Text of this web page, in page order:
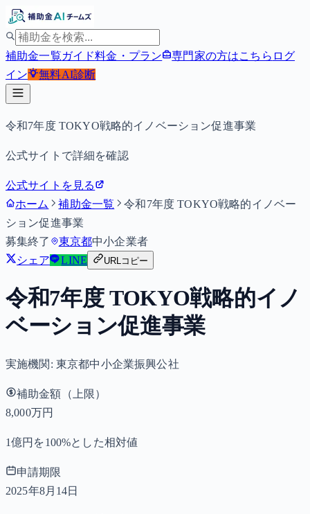
補助金一覧ガイド料金・プラン 専門家の方はこちら ログ
イン
無料AI診断
令和7年度 TOKYO戦略的イノベーション促進事業
公式サイトで詳細を確認
公式サイトを見る
ホーム
補助金一覧
令和7年度 TOKYO戦略的イノベー
ション促進事業
募集終了
東京都中小企業者
シェア
LINE URLコピー
令和7年度 TOKYO戦略的イノ
ベーション促進事業
実施機関: 東京都中小企業振興公社
補助金額（上限）
8,000万円
1億円を100%とした相対値
申請期限
2025年8月14日